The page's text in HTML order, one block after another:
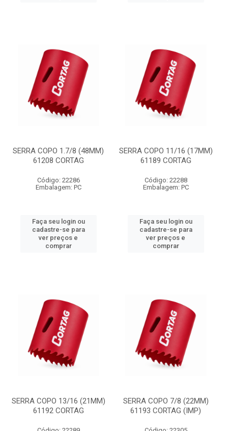
SERRA COPO 1.7/8 (48MM)
61208 CORTAG
Código: 22286
Embalagem: PC
Faça seu login ou
cadastre-se para
ver preços e
comprar
SERRA COPO 11/16 (17MM)
61189 CORTAG
Código: 22288
Embalagem: PC
Faça seu login ou
cadastre-se para
ver preços e
comprar
SERRA COPO 13/16 (21MM)
61192 CORTAG
SERRA COPO 7/8 (22MM)
61193 CORTAG (IMP)